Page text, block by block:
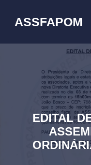
conteúdo
ASSFAPOM
EDITAL